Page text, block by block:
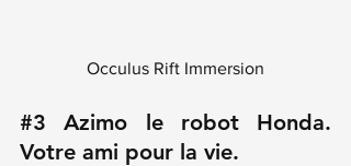
Occulus Rift Immersion
#3 Azimo le robot Honda.
Votre ami pour la vie.